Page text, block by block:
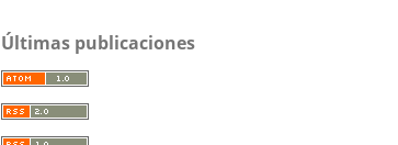
Últimas publicaciones